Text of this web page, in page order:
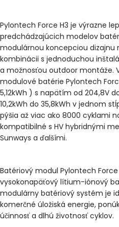
Pylontech Force H3 je výrazne
predchádzajúcich modelov
modulárnou koncepciou dizajnu
kombinácii s jednoduchou
a možnosťou outdoor montáže.
modulové batérie Pylontech
5,12kWh ) s napätím od 204,8V
10,2kWh do 35,8kWh v jednom
pýšia až viac ako 8000 cyklami
kompatibilné s HV hybridnými
Sunways a ďalšími.
Batériový modul Pylontech Force
vysokonapäťový lítium-iónový
modulárny batériový systém je
komerčné úložiská energie,
účinnosť a dlhú životnosť cyklov.